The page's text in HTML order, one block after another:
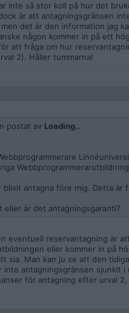
inte så stor koll på hur det
är att antagningsgränsen
det är den information jag
någon kommer in på ett
att fråga om hur
2). Håller tummarna!
postat av Loading..
blivit antagna före mig. Detta är
eller är det antagningsgaranti?
eventuell reservantagning är
eller kommer in på
sia. Man kan ju se att den
inte antagningsgränsen sjunkit
för antagning efter urval